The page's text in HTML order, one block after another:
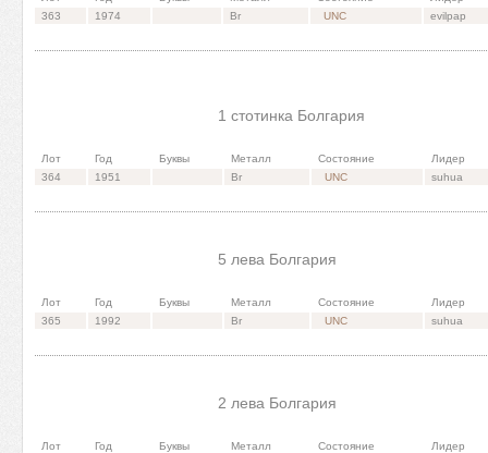
363
1974 Br UNC evilpap
1 стотинка Болгария
Лот Год Буквы Металл Состояние
Лидер
364
1951 Br UNC suhua
5 лева Болгария
Лот Год Буквы Металл Состояние
Лидер
365
1992 Br UNC suhua
2 лева Болгария
Лот Год Буквы Металл Состояние
Лидер